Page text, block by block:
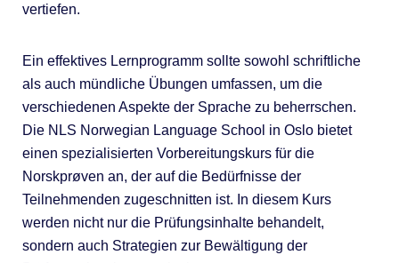
vertiefen.
Ein effektives Lernprogramm sollte sowohl schriftliche
als auch mündliche Übungen umfassen, um die
verschiedenen Aspekte der Sprache zu beherrschen.
Die NLS Norwegian Language School in Oslo bietet
einen spezialisierten Vorbereitungskurs für die
Norskprøven an, der auf die Bedürfnisse der
Teilnehmenden zugeschnitten ist. In diesem Kurs
werden nicht nur die Prüfungsinhalte behandelt,
sondern auch Strategien zur Bewältigung der